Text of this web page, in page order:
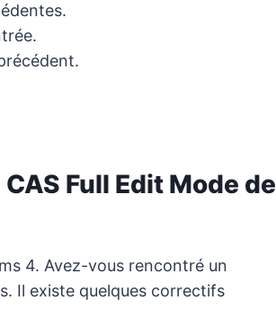
Full Edit Mode de
4. Avez-vous rencontré un
Il existe quelques correctifs